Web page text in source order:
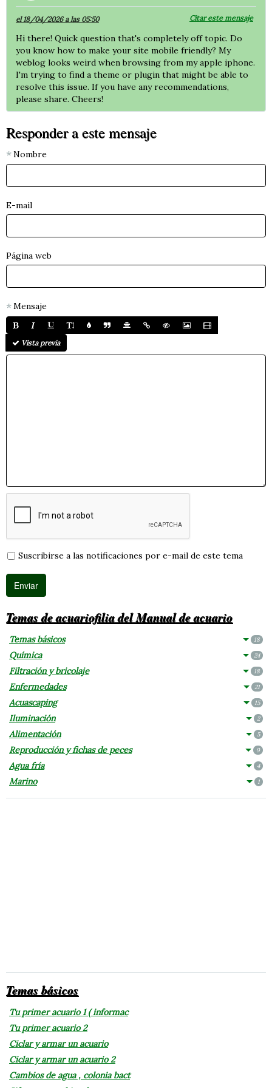
el 18/04/2026 a las 05:50 Citar este mensaje
Hi there! Quick question that's completely off topic. Do
you know how to make your site mobile friendly? My
weblog looks weird when browsing from my apple iphone.
I'm trying to find a theme or plugin that might be able to
resolve this issue. If you have any recommendations,
please share. Cheers!
Responder a este mensaje
Nombre
E-mail
Página web
Mensaje
Vista previa
Suscribirse a las notificaciones por e-mail de este tema
Temas de acuariofilia del Manual de acuario
Temas básicos 18
Química 24
Filtración y bricolaje 18
Enfermedades 21
Acuascaping 15
Iluminación 2
Alimentación 5
Reproducción y fichas de peces 9
Agua fría 4
Marino 1
Temas básicos
Tu primer acuario 1 ( informac
Tu primer acuario 2
Ciclar y armar un acuario
Ciclar y armar un acuario 2
Cambios de agua , colonia bact